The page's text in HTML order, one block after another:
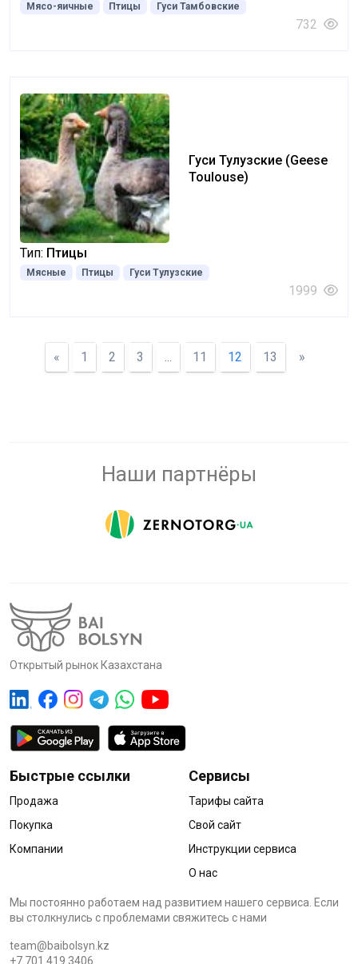
Мясо-яичные Птицы Гуси Тамбовские
732
Гуси Тулузские (Geese
Toulouse)
Тип: Птицы
Мясные Птицы Гуси Тулузские
1999
« 1 2 3 ... 11 12 13 »
Наши партнёры
Открытый рынок Казахстана
Быстрые ссылки
Продажа
Покупка
Компании
Сервисы
Тарифы сайта
Свой сайт
Инструкции сервиса
О нас
Мы постоянно работаем над развитием нашего сервиса. Если
вы столкнулись с проблемами cвяжитесь с нами
team@baibolsyn.kz
+7 701 419 3406